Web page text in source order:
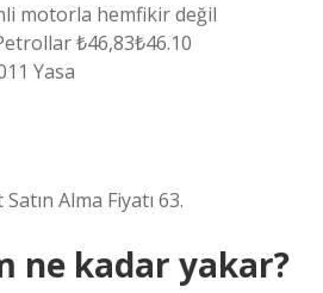
motorla hemfikir değil
₺46,83₺46.10
Yasa
Alma Fiyatı 63.
ne kadar yakar?